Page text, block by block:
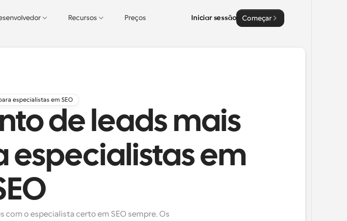
Recursos Preços Iniciar sessão Começar
especialistas em SEO
de leads mais
especialistas em
o especialista certo em SEO sempre. Os